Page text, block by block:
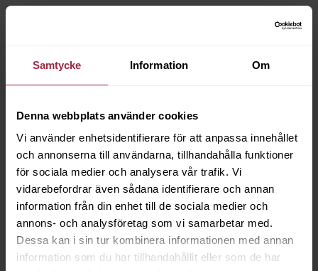
Samtycke Information Om
Denna webbplats använder cookies
Vi använder enhetsidentifierare för att anpassa innehållet
och annonserna till användarna, tillhandahålla funktioner
för sociala medier och analysera vår trafik. Vi
vidarebefordrar även sådana identifierare och annan
information från din enhet till de sociala medier och
annons- och analysföretag som vi samarbetar med.
Dessa kan i sin tur kombinera informationen med annan
information som du har tillhandahållit eller som de har